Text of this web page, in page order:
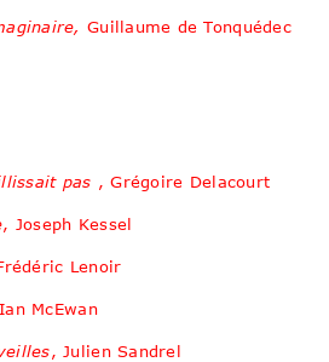
Guillaume de Tonquédec
pas , Grégoire Delacourt
, Joseph Kessel
Lenoir
Ian McEwan
, Julien Sandrel